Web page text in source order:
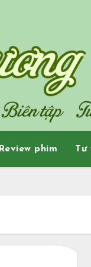
Review phim Tư